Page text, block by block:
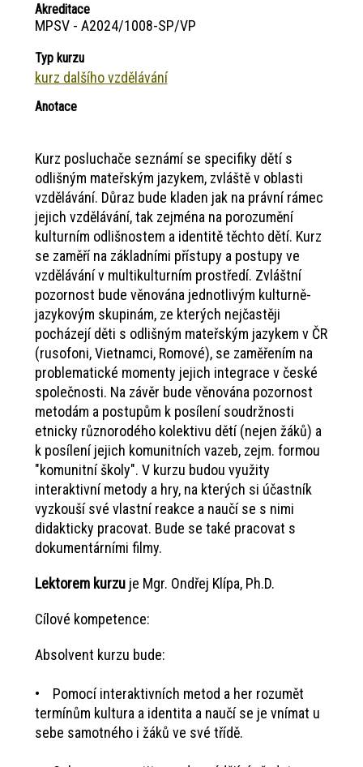
Akreditace
MPSV - A2024/1008-SP/VP
Typ kurzu
kurz dalšího vzdělávání
Anotace
Kurz posluchače seznámí se specifiky dětí s
odlišným mateřským jazykem, zvláště v oblasti
vzdělávání. Důraz bude kladen jak na právní rámec
jejich vzdělávání, tak zejména na porozumění
kulturním odlišnostem a identitě těchto dětí. Kurz
se zaměří na základními přístupy a postupy ve
vzdělávání v multikulturním prostředí. Zvláštní
pozornost bude věnována jednotlivým kulturně-
jazykovým skupinám, ze kterých nejčastěji
pocházejí děti s odlišným mateřským jazykem v ČR
(rusofoni, Vietnamci, Romové), se zaměřením na
problematické momenty jejich integrace v české
společnosti. Na závěr bude věnována pozornost
metodám a postupům k posílení soudržnosti
etnicky různorodého kolektivu dětí (nejen žáků) a
k posílení jejich komunitních vazeb, zejm. formou
"komunitní školy". V kurzu budou využity
interaktivní metody a hry, na kterých si účastník
vyzkouší své vlastní reakce a naučí se s nimi
didakticky pracovat. Bude se také pracovat s
dokumentárními filmy.
Lektorem kurzuje Mgr. Ondřej Klípa, Ph.D.
Cílové kompetence:
Absolvent kurzu bude:
• Pomocí interaktivních metod a her rozumět
termínům kultura a identita a naučí se je vnímat u
sebe samotného i žáků ve své třídě.